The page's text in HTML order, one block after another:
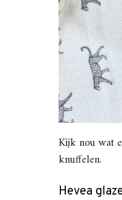
Kijk nou wat
knuffelen.
Hevea